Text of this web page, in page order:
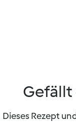
Gefällt
Dieses Rezept